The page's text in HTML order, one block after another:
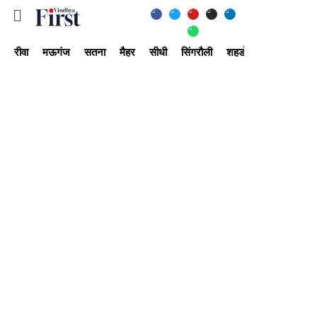
रीवा मऊगंज सतना मैहर सीधी सिंगरौली शहडोल